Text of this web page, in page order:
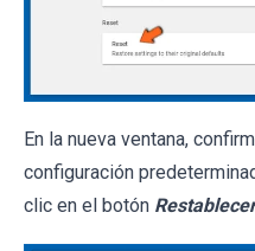
En la nueva ventana,
configuración
clic en el botón Restablecer